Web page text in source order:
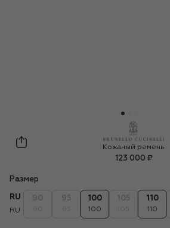
Brunello Cucinelli
Кожаный ремень
123 000 ₽
Размер
RU
RU
100
100
110
110